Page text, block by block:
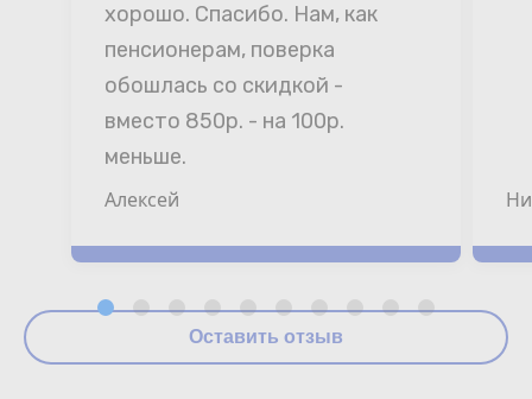
хорошо. Спасибо. Нам, как
пенсионерам, поверка
обошлась со скидкой -
вместо 850р. - на 100р.
меньше.
Алексей
Оставить отзыв